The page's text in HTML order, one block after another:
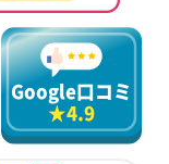
Google口コミ
★4.9